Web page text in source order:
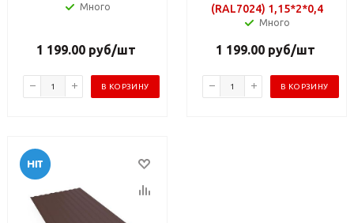
Много
1 199.00 руб/шт
В КОРЗИНУ
(RAL7024) 1,15*2*0,4
Много
1 199.00 руб/шт
В КОРЗИНУ